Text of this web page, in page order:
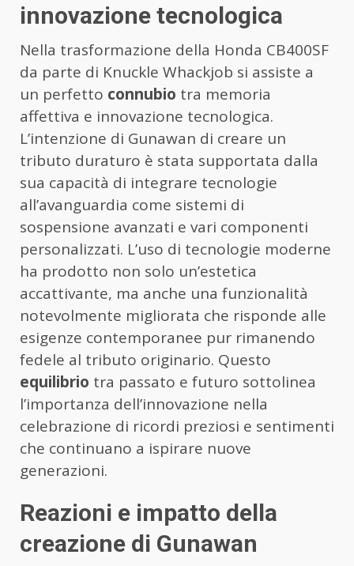
innovazione tecnologica
Nella trasformazione della Honda CB400SF
da parte di Knuckle Whackjob si assiste a
un perfetto connubio tra memoria
affettiva e innovazione tecnologica.
L’intenzione di Gunawan di creare un
tributo duraturo è stata supportata dalla
sua capacità di integrare tecnologie
all’avanguardia come sistemi di
sospensione avanzati e vari componenti
personalizzati. L’uso di tecnologie moderne
ha prodotto non solo un’estetica
accattivante, ma anche una funzionalità
notevolmente migliorata che risponde alle
esigenze contemporanee pur rimanendo
fedele al tributo originario. Questo
equilibrio tra passato e futuro sottolinea
l’importanza dell’innovazione nella
celebrazione di ricordi preziosi e sentimenti
che continuano a ispirare nuove
generazioni.
Reazioni e impatto della
creazione di Gunawan